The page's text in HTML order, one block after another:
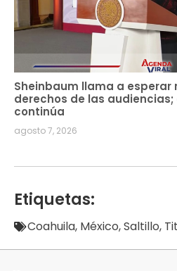
Sheinbaum llama a esperar
derechos de las audiencias;
continúa
agosto 7, 2026
Etiquetas:
Coahuila, México,Saltillo,